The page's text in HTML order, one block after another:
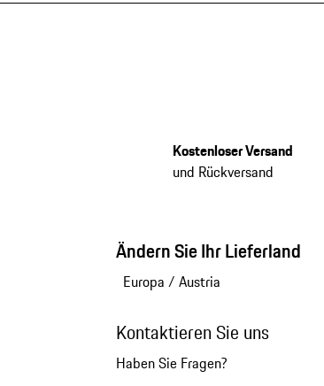
Kostenloser Versand
und Rückversand
Ändern Sie Ihr Lieferland
Europa / Austria
Kontaktieren Sie uns
Haben Sie Fragen?